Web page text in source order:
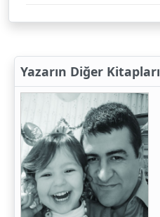
Yazarın Diğer Kitapları